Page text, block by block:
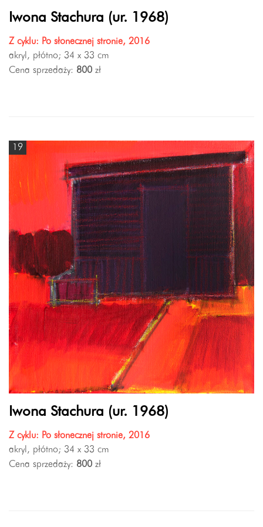
Iwona Stachura (ur. 1968)
Z cyklu: Po słonecznej stronie, 2016
akryl, płótno; 34 x 33 cm
Cena sprzedaży: 800 zł
19
Iwona Stachura (ur. 1968)
Z cyklu: Po słonecznej stronie, 2016
akryl, płótno; 34 x 33 cm
Cena sprzedaży: 800 zł